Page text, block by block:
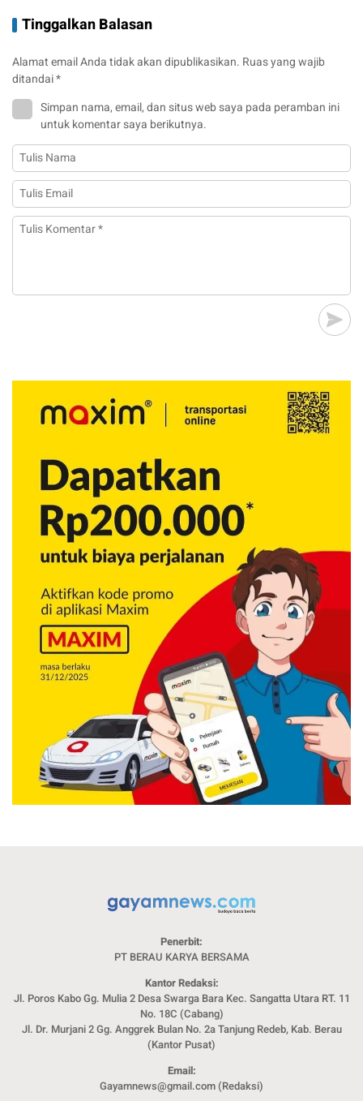
Tinggalkan Balasan
Alamat email Anda tidak akan dipublikasikan. Ruas yang wajib
ditandai*
Simpan nama, email, dan situs web saya pada peramban ini
untuk komentar saya berikutnya.
Penerbit:
PT BERAU KARYA BERSAMA
Kantor Redaksi:
Jl. Poros Kabo Gg. Mulia 2 Desa Swarga Bara Kec. Sangatta Utara RT. 11
No. 18C (Cabang)
Jl. Dr. Murjani 2 Gg. Anggrek Bulan No. 2a Tanjung Redeb, Kab. Berau
(Kantor Pusat)
Email:
Gayamnews@gmail.com (Redaksi)